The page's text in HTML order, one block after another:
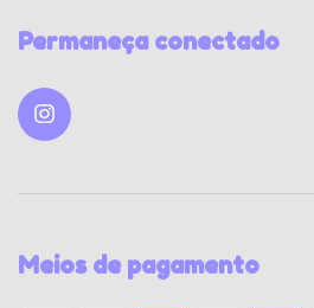
Permaneça conectado
Meios de pagamento